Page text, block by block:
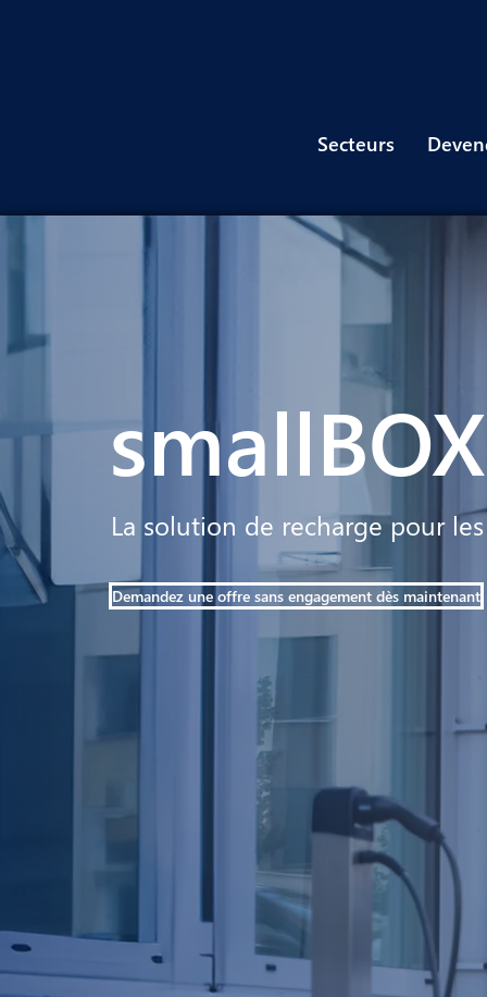
Secteurs
smallBOX
La solution de recharge pour
Demandez une offre sans engagement dès maintenant